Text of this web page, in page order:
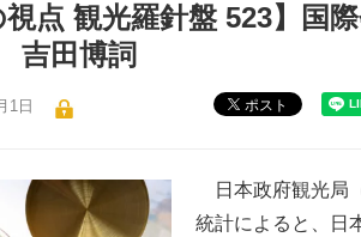
視点 観光羅針盤 523】国
吉田博詞
1日 ポスト
日本政府観光局
統計によると、日